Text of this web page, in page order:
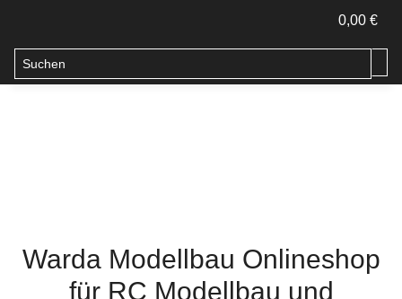
0,00 €
Warda Modellbau Onlineshop
für RC Modellbau und